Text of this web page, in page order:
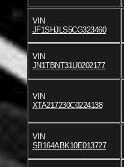
VIN
JF1SHJLS5CG323460
VIN
JN1TBNT31U0202177
VIN
XTA217230C0224138
VIN
SB164ABK10E013727